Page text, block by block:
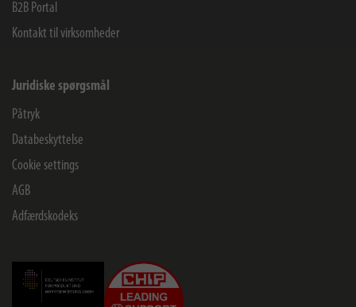
B2B Portal
Kontakt til virksomheder
Juridiske spørgsmål
Påtryk
Databeskyttelse
Cookie settings
AGB
Adfærdskodeks